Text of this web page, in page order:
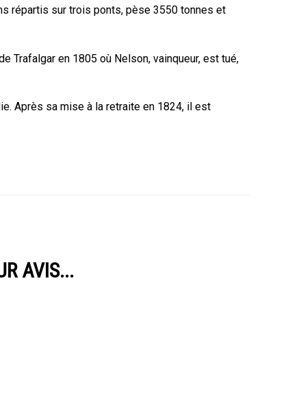
répartis sur trois ponts, pèse 3550 tonnes et
Trafalgar en 1805 où Nelson, vainqueur, est tué,
Après sa mise à la retraite en 1824, il est
AVIS...